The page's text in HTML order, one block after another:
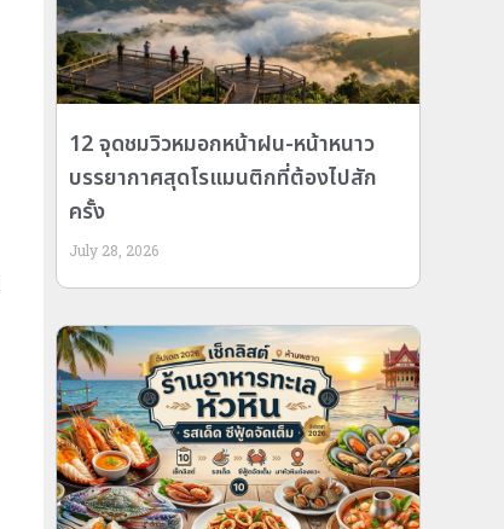
12 จุดชมวิวหมอกหน้าฝน-หน้าหนาว
บรรยากาศสุดโรแมนติกที่ต้องไปสัก
ครั้ง
July 28, 2026